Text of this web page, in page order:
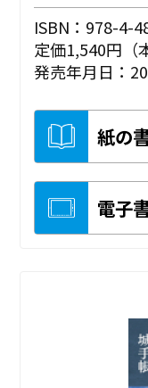
ISBN：978-4-
定価1,540円（
発売年月日：
紙の
電子